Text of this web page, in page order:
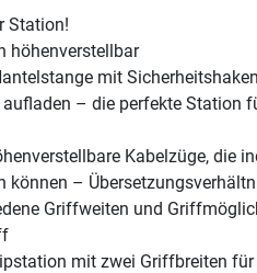
Station!
höhenverstellbar
mit
– die perfekte Station
Kabelzüge, die
–
Griffweiten und
mit zwei Griffbreiten für